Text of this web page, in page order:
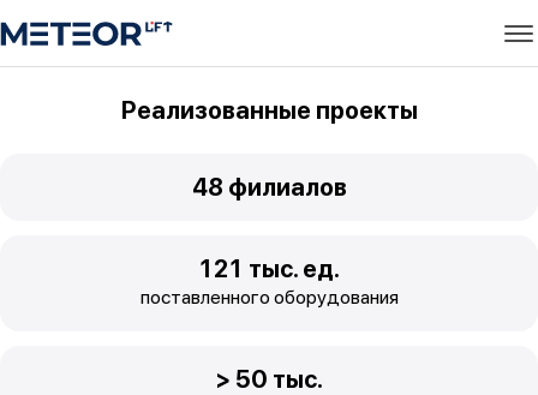
Реализованные проекты
48 филиалов
121 тыс. ед.
поставленного оборудования
> 50 тыс.